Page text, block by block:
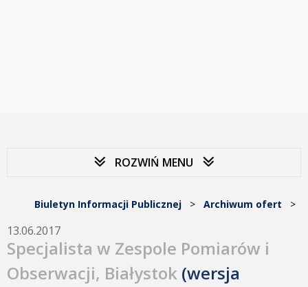
ROZWIŃ MENU
Biuletyn Informacji Publicznej > Archiwum ofert >
13.06.2017
Specjalista w Zespole Pomiarów i
Obserwacji, Białystok (wersja